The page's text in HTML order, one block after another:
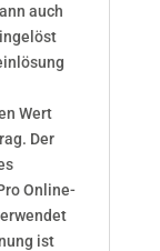
auch
Wert
Der
Online-
ist